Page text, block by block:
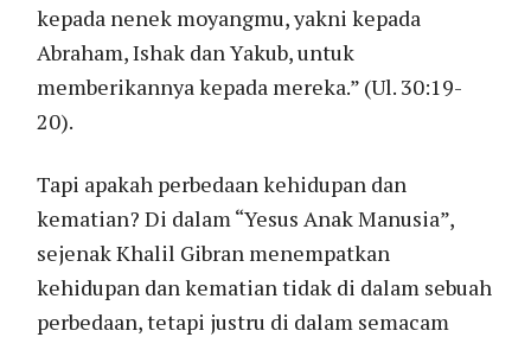
kepada nenek moyangmu, yakni kepada
Abraham, Ishak dan Yakub, untuk
memberikannya kepada mereka.” (Ul. 30:19-
20).
Tapi apakah perbedaan kehidupan dan
kematian? Di dalam “Yesus Anak Manusia”,
sejenak Khalil Gibran menempatkan
kehidupan dan kematian tidak di dalam sebuah
perbedaan, tetapi justru di dalam semacam